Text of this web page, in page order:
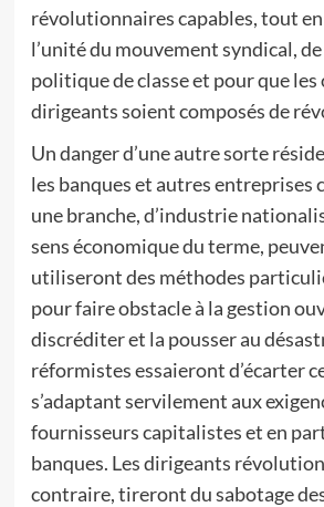
révolutionnaires capables, tout
l’unité du mouvement syndical,
politique de classe et pour que les
dirigeants soient composés de
Un danger d’une autre sorte
les banques et autres entreprises
une branche, d’industrie
sens économique du terme,
utiliseront des méthodes
pour faire obstacle à la gestion
discréditer et la pousser au
réformistes essaieront d’écarter
s’adaptant servilement aux
fournisseurs capitalistes et en
banques. Les dirigeants
contraire, tireront du sabotage